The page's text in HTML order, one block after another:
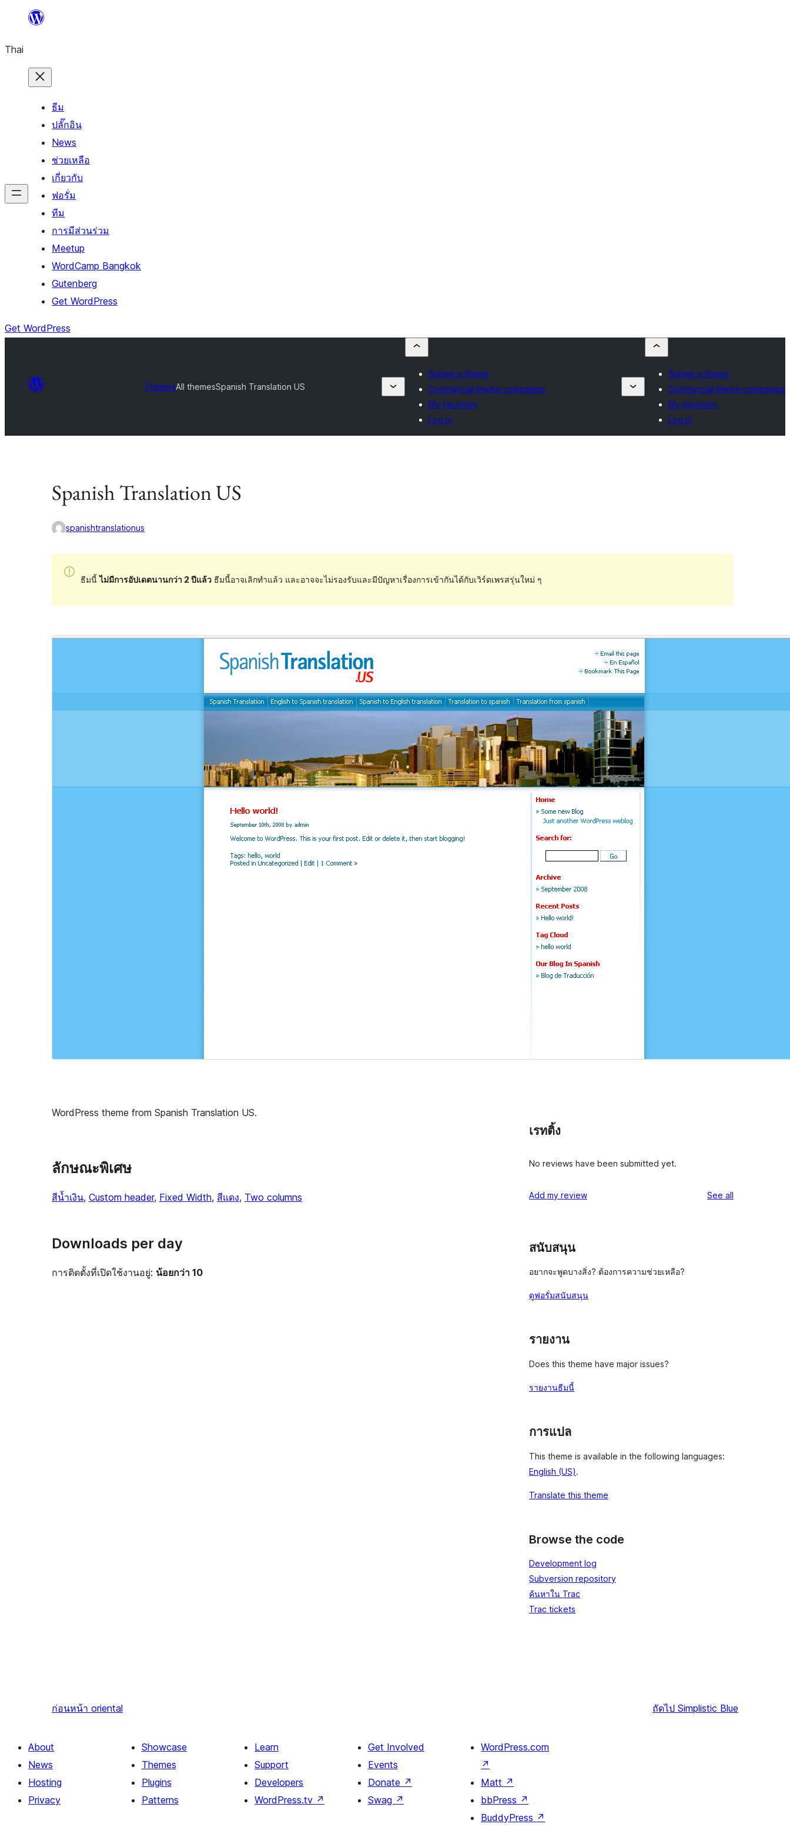
ยัง
เนื้อหา
Thai
ธีม
ปลั๊กอิน
News
ช่วยเหลือ
เกี่ยวกับ
ฟอรั่ม
ทีม
การมีส่วนร่วม
Meetup
WordCamp Bangkok
Gutenberg
Get WordPress
Get WordPress
ThemesAll themesSpanish Translation US
Submit a theme
Commercial theme companies
My favorites
Log in
Submit a theme
Commercial theme companies
My favorites
Log in
Spanish Translation US
spanishtranslationus
ธีมนี้ไม่มีการอัปเดตนานกว่า 2 ปีแล้วธีมนี้อาจเลิกทำแล้ว และอาจจะไม่รองรับและมีปัญหาเรื่องการเข้ากันได้กับเวิร์ดเพรสรุ่นใหม่ ๆ
Active installations
น้อยกว่า 10
Theme homepage
WordPress theme from Spanish Translation US.
ลักษณะพิเศษ
สีน้ำเงิน, Custom header, Fixed Width, สีแดง, Two columns
Downloads per day
การติดตั้งที่เปิดใช้งานอยู่: น้อยกว่า 10
เรทติ้ง
No reviews have been submitted yet.
Add my review See all
สนับสนุน
อยากจะพูดบางสิ่ง? ต้องการความช่วยเหลือ?
ดูฟอรั่มสนับสนุน
รายงาน
Does this theme have major issues?
รายงานธีมนี้
การแปล
This theme is available in the following languages:
English (US).
Translate this theme
Browse the code
Development log
Subversion repository
ค้นหาใน Trac
Trac tickets
ก่อนหน้า oriental ถัดไป Simplistic Blue
About
News
Hosting
Privacy
Showcase
Themes
Plugins
Patterns
Learn
Support
Developers
WordPress.tv ↗
Get Involved
Events
Donate ↗
Swag ↗
WordPress.com
↗
Matt ↗
bbPress ↗
BuddyPress ↗